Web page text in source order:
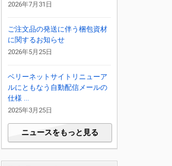
2026年7月31日
ご注文品の発送に伴う梱包資材
に関するお知らせ
2026年5月25日
ベリーネットサイトリニューア
ルにともなう自動配信メールの
仕様 ...
2025年3月25日
ニュースをもっと見る